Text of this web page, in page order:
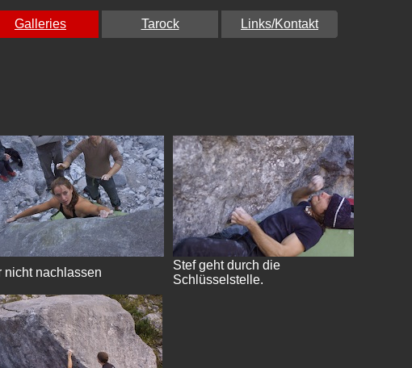
Galleries Tarock Links/Kontakt
nicht nachlassen
Stef geht durch die
Schlüsselstelle.